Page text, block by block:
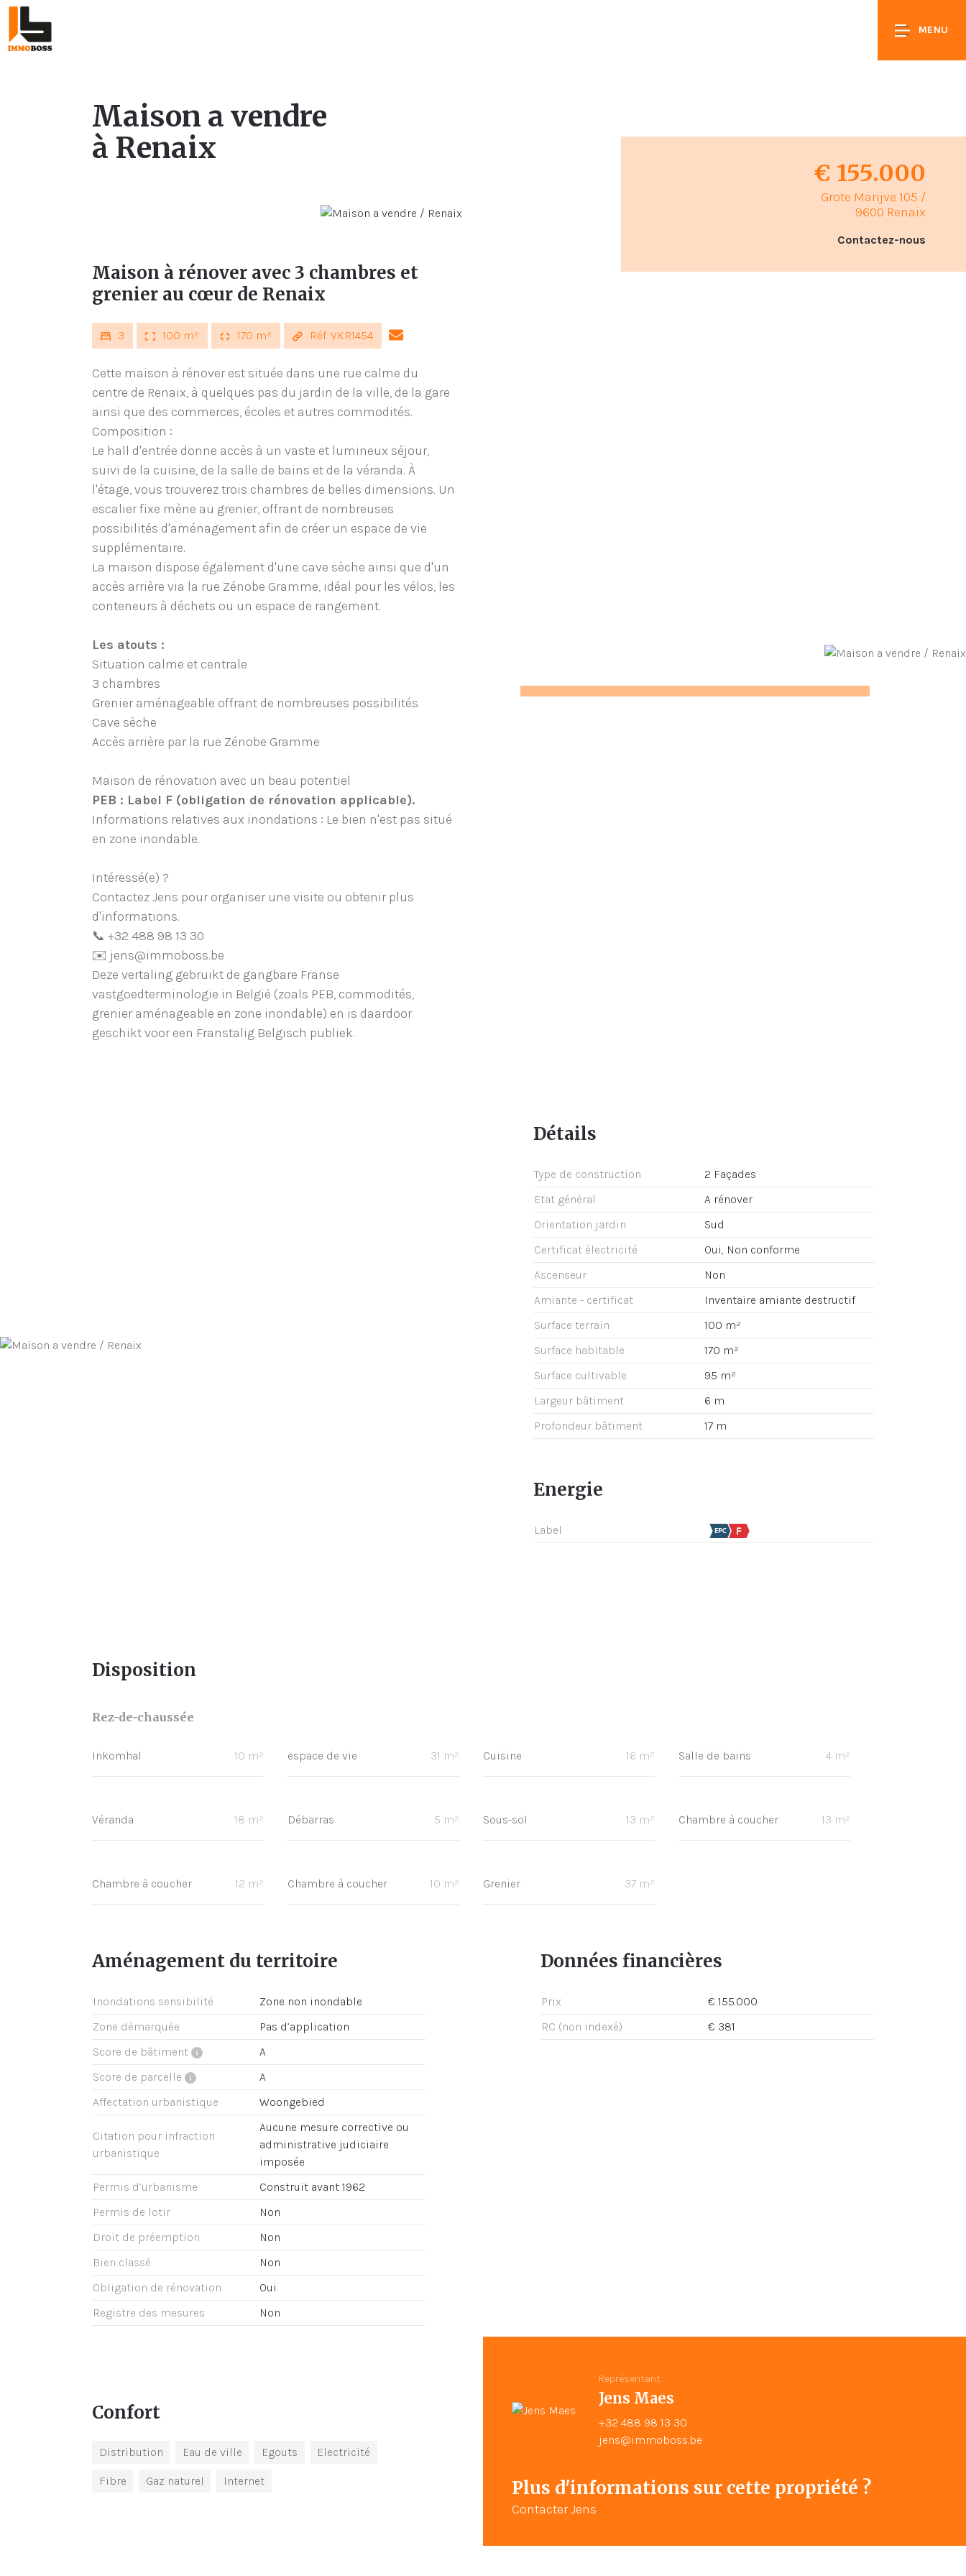
MENU
Maison a vendre
à Renaix
€ 155.000
Grote Marijve 105 /
9600 Renaix
Contactez-nous
Maison à rénover avec 3 chambres et
grenier au cœur de Renaix
3 100 m² 170 m² Réf. VKR1454
Cette maison à rénover est située dans une rue calme du
centre de Renaix, à quelques pas du jardin de la ville, de la gare
ainsi que des commerces, écoles et autres commodités.
Composition :
Le hall d'entrée donne accès à un vaste et lumineux séjour,
suivi de la cuisine, de la salle de bains et de la véranda. À
l'étage, vous trouverez trois chambres de belles dimensions. Un
escalier fixe mène au grenier, offrant de nombreuses
possibilités d'aménagement afin de créer un espace de vie
supplémentaire.
La maison dispose également d'une cave sèche ainsi que d'un
accès arrière via la rue Zénobe Gramme, idéal pour les vélos, les
conteneurs à déchets ou un espace de rangement.
Les atouts :
Situation calme et centrale
3 chambres
Grenier aménageable offrant de nombreuses possibilités
Cave sèche
Accès arrière par la rue Zénobe Gramme
Maison de rénovation avec un beau potentiel
PEB : Label F (obligation de rénovation applicable).
Informations relatives aux inondations : Le bien n'est pas situé
en zone inondable.
Intéressé(e) ?
Contactez Jens pour organiser une visite ou obtenir plus
d'informations.
📞 +32 488 98 13 30
✉️ jens@immoboss.be
Deze vertaling gebruikt de gangbare Franse
vastgoedterminologie in België (zoals PEB, commodités,
grenier aménageable en zone inondable) en is daardoor
geschikt voor een Franstalig Belgisch publiek.
Détails
Type de construction
2 Façades
Etat général
A rénover
Orientation jardin
Sud
Certificat électricité
Oui, Non conforme
Ascenseur
Non
Amiante - certificat
Inventaire amiante destructif
Surface terrain
100 m²
Surface habitable
170 m²
Surface cultivable
95 m²
Largeur bâtiment
6 m
Profondeur bâtiment
17 m
Energie
Label
Disposition
Rez-de-chaussée
Inkomhal 10 m² espace de vie 31 m² Cuisine 16 m² Salle de bains 4 m²
Véranda 18 m² Débarras 5 m² Sous-sol 13 m² Chambre à coucher 13 m²
Chambre à coucher 12 m² Chambre à coucher 10 m² Grenier 37 m²
Aménagement du territoire
Inondations sensibilité
Zone non inondable
Zone démarquée
Pas d’application
Score de bâtiment
A
Score de parcelle
A
Affectation urbanistique
Woongebied
Citation pour infraction
urbanistique
Aucune mesure corrective ou
administrative judiciaire
imposée
Permis d’urbanisme
Construit avant 1962
Permis de lotir
Non
Droit de préemption
Non
Bien classé
Non
Obligation de rénovation
Oui
Registre des mesures
Non
Données financières
Prix
€ 155.000
RC (non indexé)
€ 381
Confort
Distribution Eau de ville Egouts Electricité
Fibre Gaz naturel Internet
Représentant
Jens Maes
+32 488 98 13 30
jens@immoboss.be
Plus d'informations sur cette propriété ?
Contacter Jens